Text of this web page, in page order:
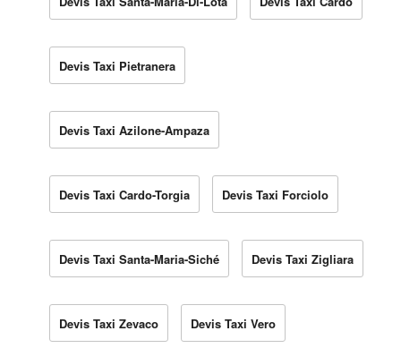
Devis Taxi Pietranera
Devis Taxi Azilone-Ampaza
Devis Taxi Cardo-Torgia Devis Taxi Forciolo
Devis Taxi Santa-Maria-Siché Devis Taxi Zigliara
Devis Taxi Zevaco Devis Taxi Vero